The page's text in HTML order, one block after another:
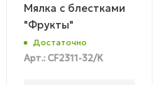
Мялка с блестками
"Фрукты"
Достаточно
Арт.: CF2311-32/К